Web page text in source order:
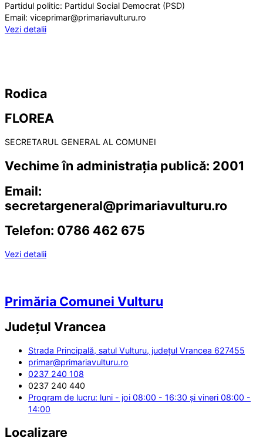
Partidul politic: Partidul Social Democrat (PSD)
Email: viceprimar@primariavulturu.ro
Vezi detalii
Rodica
FLOREA
SECRETARUL GENERAL AL COMUNEI
Vechime în administrația publică: 2001
Email:
secretargeneral@primariavulturu.ro
Telefon: 0786 462 675
Vezi detalii
Primăria Comunei Vulturu
Județul Vrancea
Strada Principală, satul Vulturu, județul Vrancea 627455
primar@primariavulturu.ro
0237 240 108
0237 240 440
Program de lucru: luni - joi 08:00 - 16:30 și vineri 08:00 -
14:00
Localizare